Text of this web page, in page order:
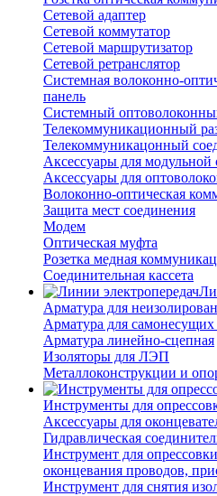
Сетевой адаптер
Сетевой коммутатор
Сетевой маршрутизатор
Сетевой ретранслятор
Системная волоконно-
панель
Системный
Телекоммуникационный
Телекоммуникацонный
Аксессуары для модульной
Аксессуары для
Волоконно-оптическая
Защита мест соединения
Модем
Оптическая муфта
Розетка медная
Соединительная кассета
Арматура для
Арматура для
Арматура линейно-сцепная
Изоляторы для ЛЭП
Металлоконструкции и
Инструменты для
Аксессуары для
Гидравлическая
Инструмент для
оконцевания проводов,
Инструмент для снятия